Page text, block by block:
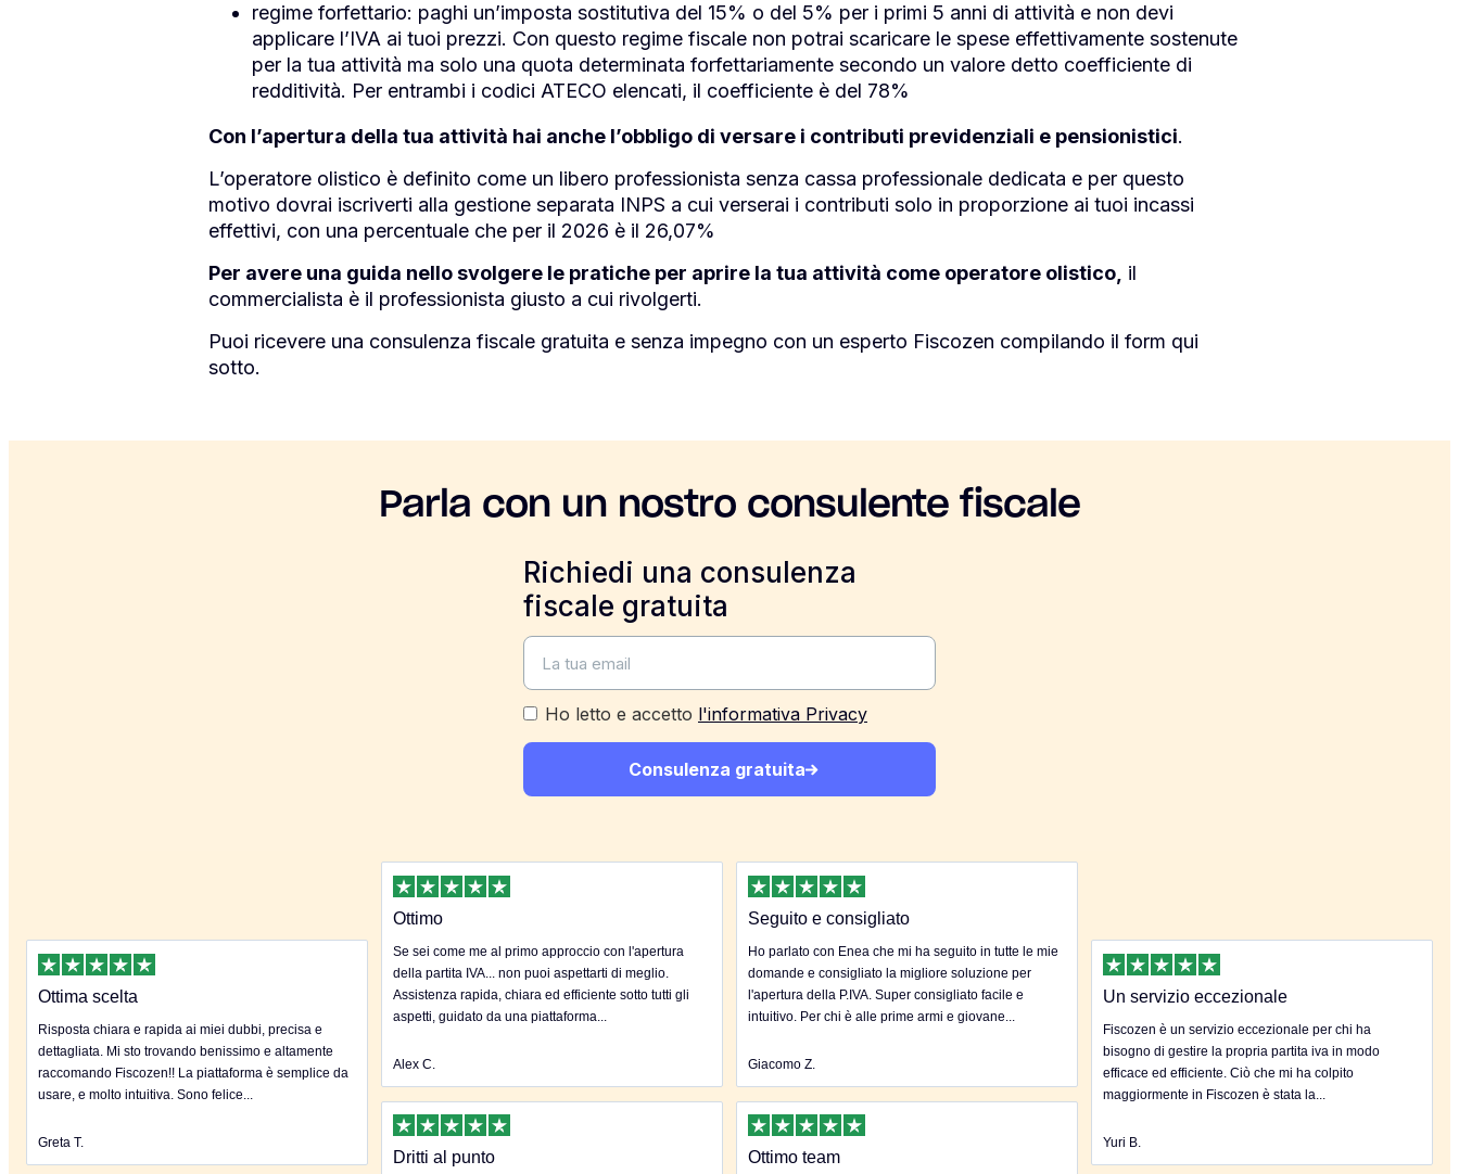
regime forfettario: paghi un’imposta sostitutiva del 15% o del 5% per i primi 5 anni di attività e non devi
applicare l’IVA ai tuoi prezzi. Con questo regime fiscale non potrai scaricare le spese effettivamente sostenute
per la tua attività ma solo una quota determinata forfettariamente secondo un valore detto coefficiente di
redditività. Per entrambi i codici ATECO elencati, il coefficiente è del 78%
Con l’apertura della tua attività hai anche l’obbligo di versare i contributi previdenziali e pensionistici.
L’operatore olistico è definito come un libero professionista senza cassa professionale dedicata e per questo
motivo dovrai iscriverti alla gestione separata INPS a cui verserai i contributi solo in proporzione ai tuoi incassi
effettivi, con una percentuale che per il 2026 è il 26,07%
Per avere una guida nello svolgere le pratiche per aprire la tua attività come operatore olistico, il
commercialista è il professionista giusto a cui rivolgerti.
Puoi ricevere una consulenza fiscale gratuita e senza impegno con un esperto Fiscozen compilando il form qui
sotto.
Parla con un nostro consulente fiscale
Richiedi una consulenza
fiscale gratuita
Ho letto e accetto l'informativa Privacy
Consulenza gratuita
Ottima scelta
Risposta chiara e rapida ai miei dubbi, precisa e
dettagliata. Mi sto trovando benissimo e altamente
raccomando Fiscozen!! La piattaforma è semplice da
usare, e molto intuitiva. Sono felice...
Greta T.
Ottimo
Se sei come me al primo approccio con l'apertura
della partita IVA... non puoi aspettarti di meglio.
Assistenza rapida, chiara ed efficiente sotto tutti gli
aspetti, guidato da una piattaforma...
Alex C.
Seguito e consigliato
Ho parlato con Enea che mi ha seguito in tutte le mie
domande e consigliato la migliore soluzione per
l'apertura della P.IVA. Super consigliato facile e
intuitivo. Per chi è alle prime armi e giovane...
Giacomo Z.
Un servizio eccezionale
Fiscozen è un servizio eccezionale per chi ha
bisogno di gestire la propria partita iva in modo
efficace ed efficiente. Ciò che mi ha colpito
maggiormente in Fiscozen è stata la...
Yuri B.
Dritti al punto Ottimo team